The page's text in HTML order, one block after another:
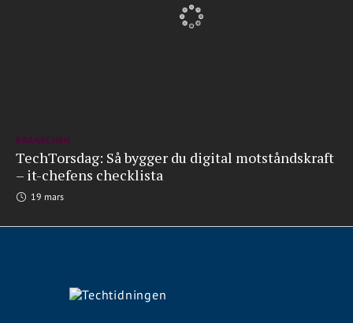
BRANSCHEN
TechTorsdag: Så bygger du digital motståndskraft
– it-chefens checklista
19 mars